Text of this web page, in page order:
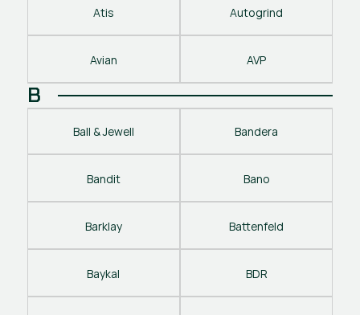
Atis Autogrind
Avian AVP
B
Ball & Jewell Bandera
Bandit Bano
Barklay Battenfeld
Baykal BDR